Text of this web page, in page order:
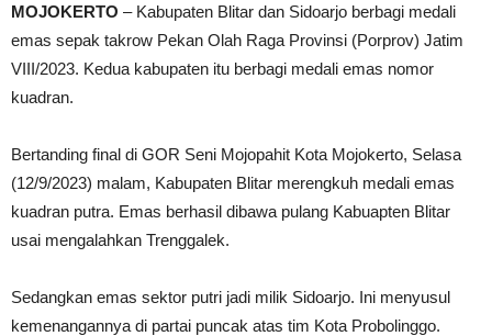
MOJOKERTO – Kabupaten Blitar dan Sidoarjo berbagi medali
emas sepak takrow Pekan Olah Raga Provinsi (Porprov) Jatim
VIII/2023. Kedua kabupaten itu berbagi medali emas nomor
kuadran.
Bertanding final di GOR Seni Mojopahit Kota Mojokerto, Selasa
(12/9/2023) malam, Kabupaten Blitar merengkuh medali emas
kuadran putra. Emas berhasil dibawa pulang Kabuapten Blitar
usai mengalahkan Trenggalek.
Sedangkan emas sektor putri jadi milik Sidoarjo. Ini menyusul
kemenangannya di partai puncak atas tim Kota Probolinggo.